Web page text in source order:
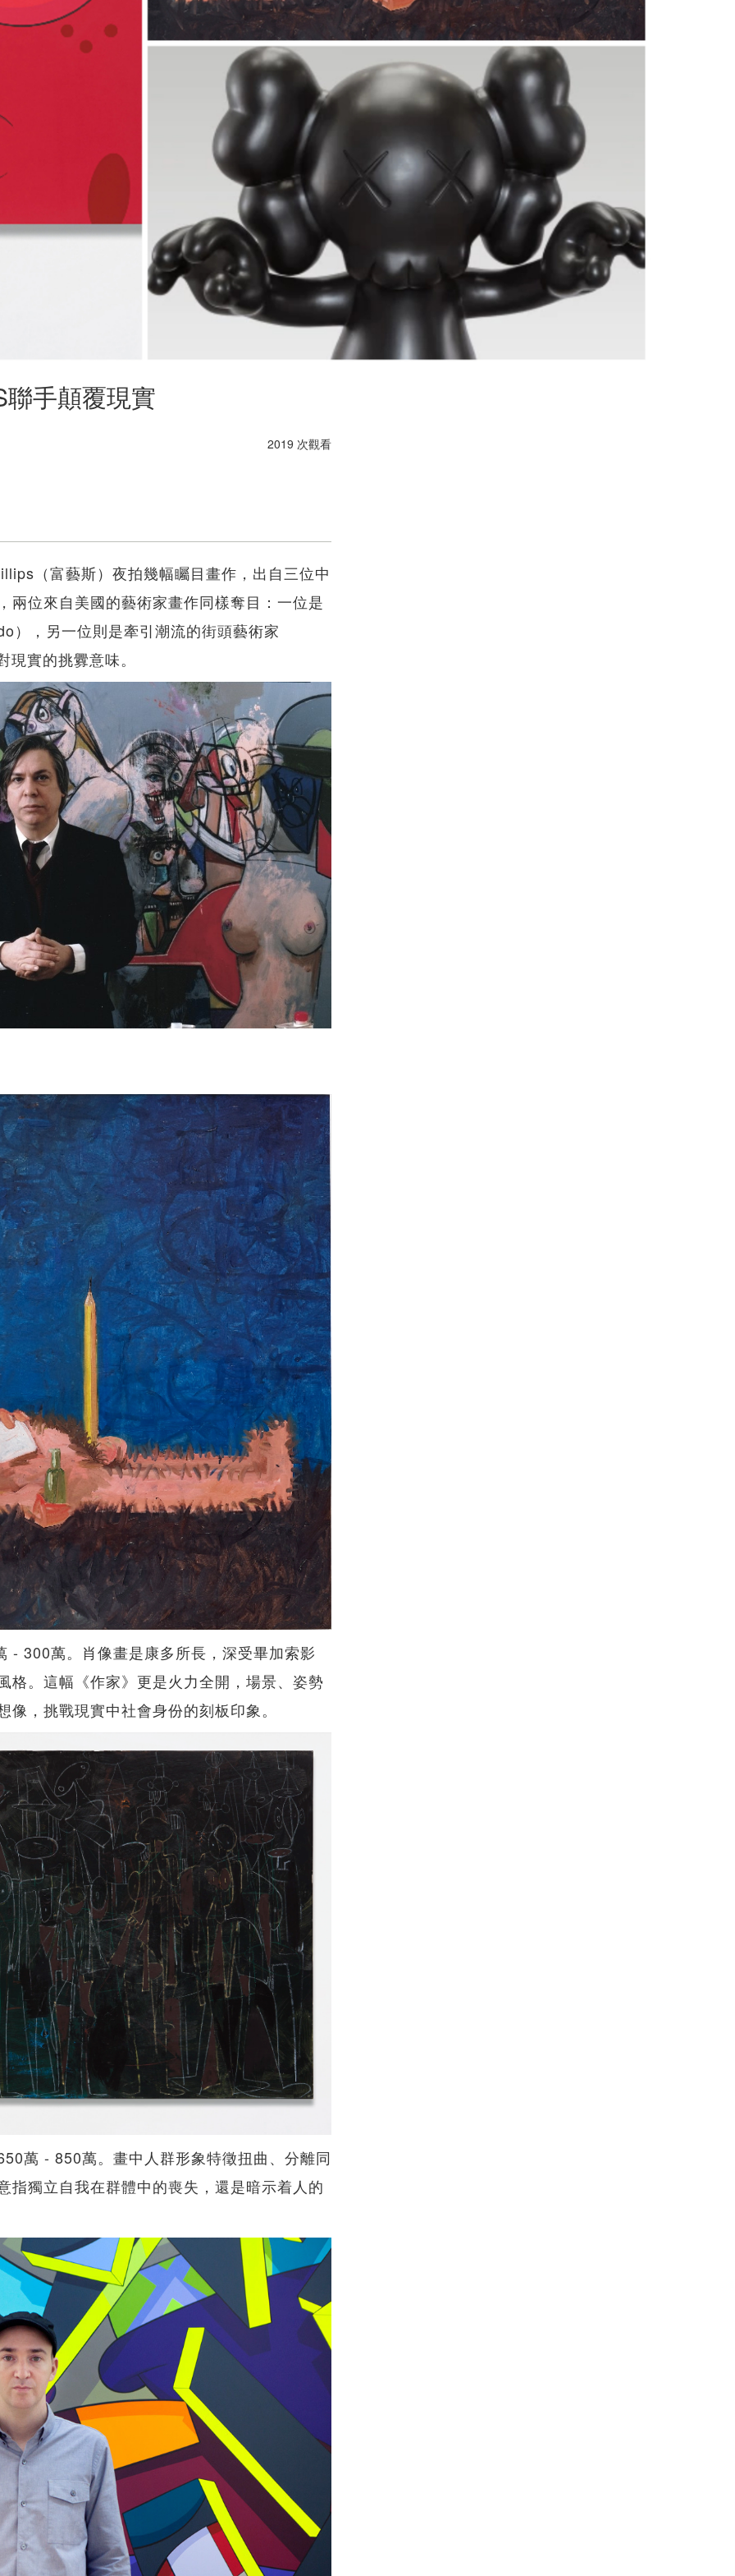
手顛覆現實
2019 次觀看
（富藝斯）夜拍幾幅矚目畫作，出自三位中
兩位來自美國的藝術家畫作同樣奪目：一位是
），另一位則是牽引潮流的街頭藝術家
實的挑釁意味。
- 300萬。肖像畫是康多所長，深受畢加索影
格。這幅《作家》更是火力全開，場景、姿勢
，挑戰現實中社會身份的刻板印象。
萬 - 850萬。畫中人群形象特徵扭曲、分離同
指獨立自我在群體中的喪失，還是暗示着人的